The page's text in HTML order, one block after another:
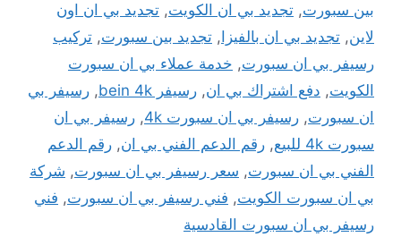
بين سبورت, تجديد بي ان الكويت, تجديد بي ان اون
لاين, تجديد بي ان بالفيزا , تجديد بين سبورت, تركيب
رسيفر بي ان سبورت, خدمة عملاء بي ان سبورت
الكويت, دفع اشتراك بي ان, رسيفر bein 4k , رسيفر بي
ان سبورت, رسيفر بي ان سبورت 4k , رسيفر بي ان
سبورت 4k للبيع
, رقم الدعم الفني بي ان, رقم الدعم
الفني بي ان سبورت, سعر رسيفر بي ان سبورت, شركة
بي ان سبورت الكويت, فني رسيفر بي ان سبورت, فني
رسيفر بي ان سبورت القادسية